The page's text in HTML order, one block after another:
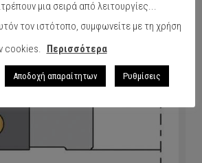
μια σειρά από λειτουργίες...
τον ιστότοπο, συμφωνείτε με τη χρήση
cookies.
Περισσότερα
Αποδοχή απαραίτητων Ρυθμίσεις